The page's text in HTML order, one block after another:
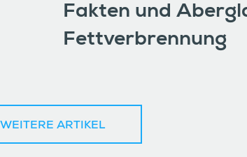
Fakten und
Fettverbrennung
WEITERE ARTIKEL